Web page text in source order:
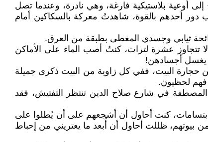
أوعية بلاستيكية فارغة، وهي نادرة، وعندما تصل
دور أحدهم بالقوة، شاهدتُ معركة بالسكاكين أمام
ثيابي وجسدي المغطى بطبقة من العرق.
تتجاوز عشرة لترات، كنتُ أصب الماء على الأماكن
يغسل أجسادهن!
لأنني سأعود لأتذكر كل حجر من حجارة البيت، ففي كل زاوية من البيت ذكرى جميلة
فهم لحظيون.
في شارع صلاح الدين تنتظر التفتيش، فقد
كنت أحاول أن أشجعهم على أن يُطلوا على
بيوتهم، ظللت أحاول أن أُبعد ما يعتريني من إحباط